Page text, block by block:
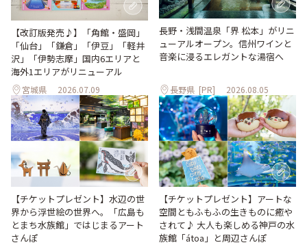
【改訂版発売♪】「角館・盛岡」
「仙台」「鎌倉」「伊豆」「軽井
沢」「伊勢志摩」国内6エリアと
海外1エリアがリニューアル
宮城県 2026.07.09
長野・浅間温泉「界 松本」がリニ
ューアルオープン。信州ワインと
音楽に浸るエレガントな湯宿へ
長野県 [PR] 2026.08.05
【チケットプレゼント】水辺の世
界から浮世絵の世界へ。「広島も
とまち水族館」ではじまるアート
さんぽ
【チケットプレゼント】アートな
空間ともふもふの生きものに癒や
されて♪ 大人も楽しめる神戸の水
族館「átoa」と周辺さんぽ